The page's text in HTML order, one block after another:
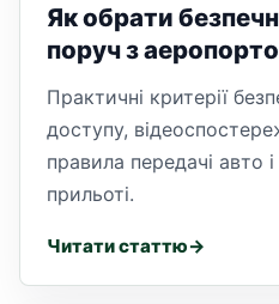
Як обрати
поруч з
Практичні критерії
доступу,
правила передачі авто
прильоті.
Читати статтю